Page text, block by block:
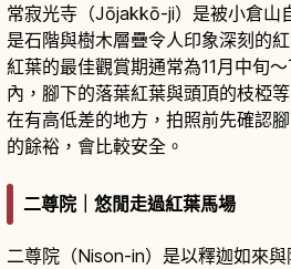
常寂光寺（Jōjakkō-ji）是被小倉山
是石階與樹木層疊令人印象深刻的紅
紅葉的最佳觀賞期通常為11月中旬
內，腳下的落葉紅葉與頭頂的枝椏
在有高低差的地方，拍照前先確認
的餘裕，會比較安全。
二尊院｜悠閒走過紅葉馬場
二尊院（Nison-in）是以釋迦如來